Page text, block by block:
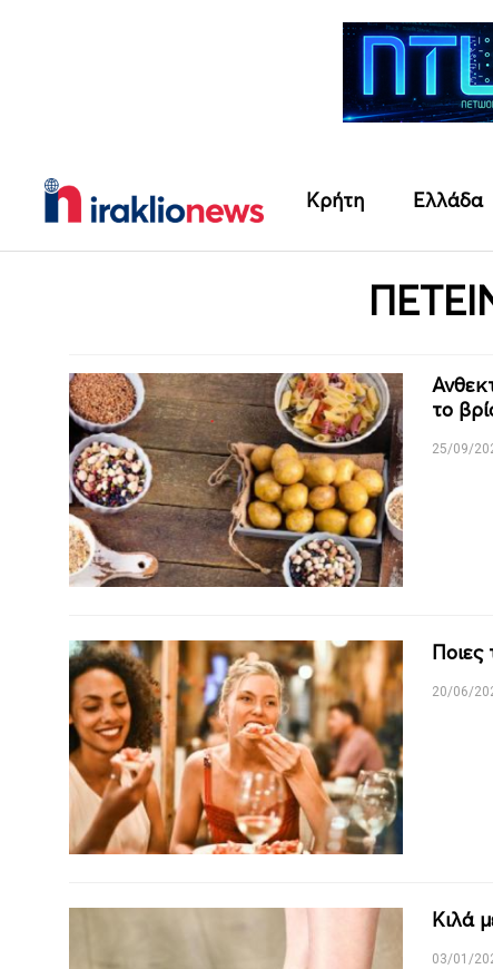
Κρήτη Ελλάδα
το
25/09/
20/06/
Κιλά
03/01/